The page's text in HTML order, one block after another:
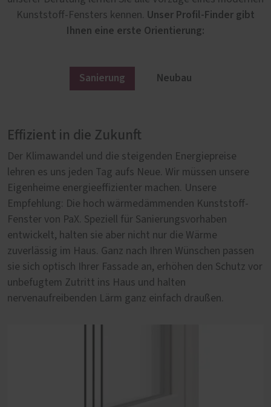
Kunststoff-Fensters kennen. Unser Profil-Finder gibt
Ihnen eine erste Orientierung:
Sanierung Neubau
Effizient in die Zukunft
Der Klimawandel und die steigenden Energiepreise
lehren es uns jeden Tag aufs Neue. Wir müssen unsere
Eigenheime energieeffizienter machen. Unsere
Empfehlung: Die hoch wärmedämmenden Kunststoff-
Fenster von PaX. Speziell für Sanierungsvorhaben
entwickelt, halten sie aber nicht nur die Wärme
zuverlässig im Haus. Ganz nach Ihren Wünschen passen
sie sich optisch Ihrer Fassade an, erhöhen den Schutz vor
unbefugtem Zutritt ins Haus und halten
nervenaufreibenden Lärm ganz einfach draußen.
Von Anfang an richtig
Im Neubau erfüllen unsere Kunststoff-Fenster von PaX
höchste Anforderungen in der Wärmedämmung, in der
Sicherheit und im Schallschutz. Denn wer neu baut, will
sicher gehen, dass er auch in Jahrzehnten noch ein
lebenswertes, sicheres und gleichzeitig nachhaltiges
Zuhause hat. Umso wichtiger ist es bei der Auswahl der
Fenster auf Qualität und Langlebigkeit zu achten.